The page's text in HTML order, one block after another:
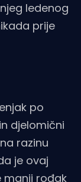
ledenog
prije
po
djelomični
razinu
je ovaj
manji rođak